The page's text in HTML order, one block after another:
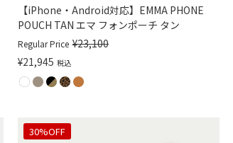
【iPhone・Android対応】EMMA PHONE
POUCH TAN エマ フォンポーチ タン
Regular Price ¥23,100
¥21,945 税込
30%OFF